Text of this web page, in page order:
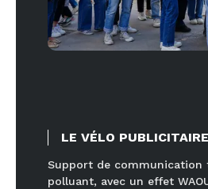
LE VÉLO PUBLICITAIRE
Support de communication
polluant, avec un effet